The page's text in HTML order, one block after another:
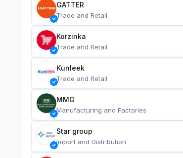
GATTER
Trade and Retail
Korzinka
Trade and Retail
Kunleek
Trade and Retail
MMG
Manufacturing and Factories
Star group
Import and Distribution